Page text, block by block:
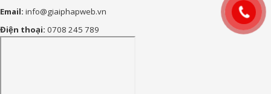
Email: info@giaiphapweb.vn
Điện thoại: 0708 245 789